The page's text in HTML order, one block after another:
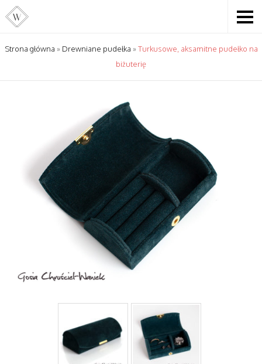
Strona główna » Drewniane pudełka »Turkusowe, aksamitne pudełko na
biżuterię